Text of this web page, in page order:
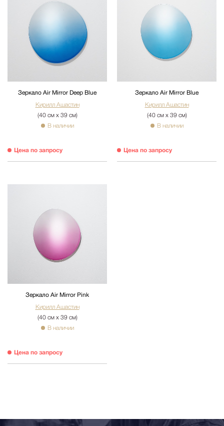
Зеркало Air Mirror Deep Blue
Кирилл Ашастин
(40 см х 39 см)
В наличии
Цена по запросу
Зеркало Air Mirror Blue
Кирилл Ашастин
(40 см х 39 см)
В наличии
Цена по запросу
Зеркало Air Mirror Pink
Кирилл Ашастин
(40 см х 39 см)
В наличии
Цена по запросу